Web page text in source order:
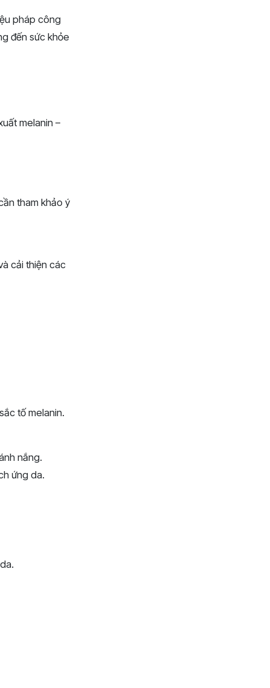
pháp công
đến sức khỏe
melanin –
tham khảo ý
cải thiện các
tố melanin.
nắng.
ứng da.